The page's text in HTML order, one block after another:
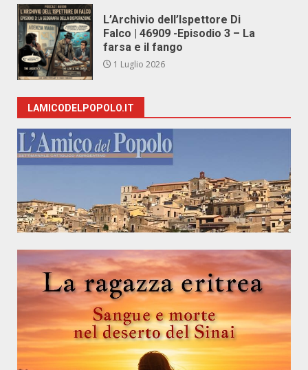
L’Archivio dell’Ispettore Di
Falco | 46909 -Episodio 3 – La
farsa e il fango
1 Luglio 2026
LAMICODELPOPOLO.IT